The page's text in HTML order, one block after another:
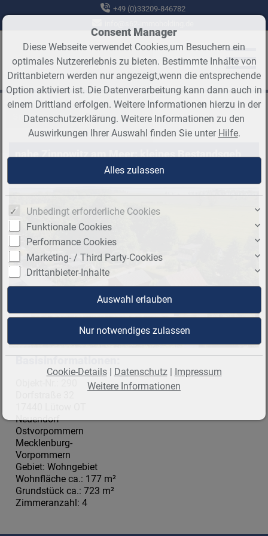
+49 (0)33209-846782
Sortieren nach Preis ↓
nahe Zinnowitz am Meer: kleines Bestandsgebäude zur Sanierung oder Neubau
Basisinformationen:
Neuendorf
Ostvorpommern
Mecklenburg-
Vorpommern
Gebiet: Wohngebiet
Preis: Preis auf Anfrage
Wohnfläche ca.: 177 m²
Grundstück ca.: 723 m²
Zimmeranzahl: 4
Consent Manager
Diese Webseite verwendet Cookies,um Besuchern ein
optimales Nutzererlebnis zu bieten. Bestimmte Inhalte von
Drittanbietern werden nur angezeigt,wenn die entsprechende
Option aktiviert ist. Die Datenverarbeitung kann dann auch in
einem Drittland erfolgen. Weitere Informationen hierzu in der
Datenschutzerklärung. Weitere Informationen zu den
Auswirkungen Ihrer Auswahl finden Sie unter Hilfe.
Unbedingt erforderliche Cookies
Funktionale Cookies
Performance Cookies
Marketing- / Third Party-Cookies
Drittanbieter-Inhalte
Cookie-Details| Datenschutz| Impressum
Weitere Informationen